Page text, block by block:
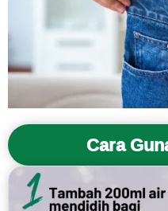
Cara